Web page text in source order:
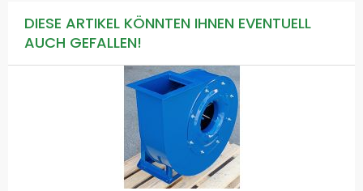
DIESE ARTIKEL KÖNNTEN IHNEN EVENTUELL
AUCH GEFALLEN!